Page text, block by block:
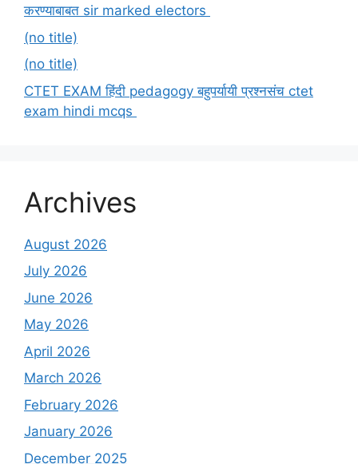
करण्याबाबत sir marked electors
(no title)
(no title)
CTET EXAM हिंदी pedagogy बहुपर्यायी प्रश्नसंच ctet
exam hindi mcqs
Archives
August 2026
July 2026
June 2026
May 2026
April 2026
March 2026
February 2026
January 2026
December 2025